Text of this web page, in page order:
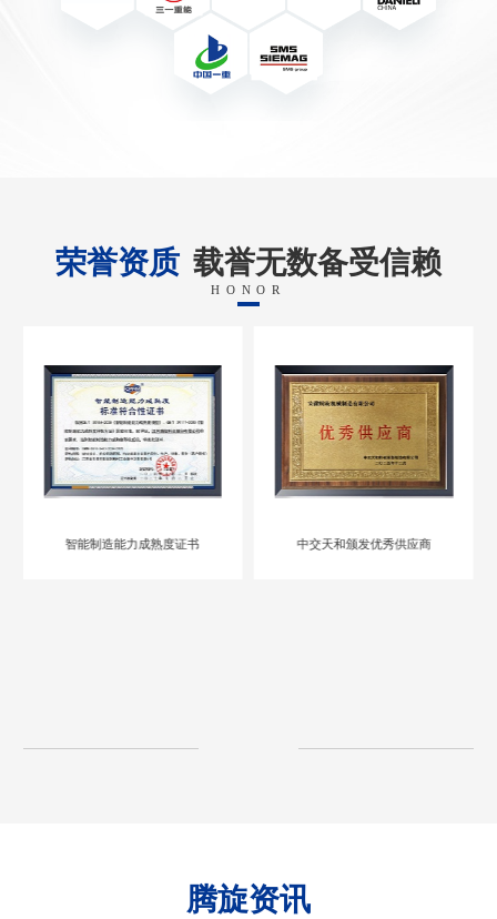
荣誉资质 载誉无数备受信赖
HONOR
智能制造能力成熟度证书 中交天和颁发优秀供应商
腾旋资讯